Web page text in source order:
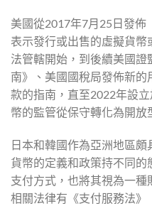
美國從2017年7月25日發佈
表示發行或出售的虛擬貨
法管轄開始，到後續美國證
南》、美國國稅局發佈新
款的指南，直至2022年設
幣的監管從保守轉化為開放
日本和韓國作為亞洲地區
貨幣的定義和政策持不同
支付方式，也將其視為一種
相關法律有《支付服務法》